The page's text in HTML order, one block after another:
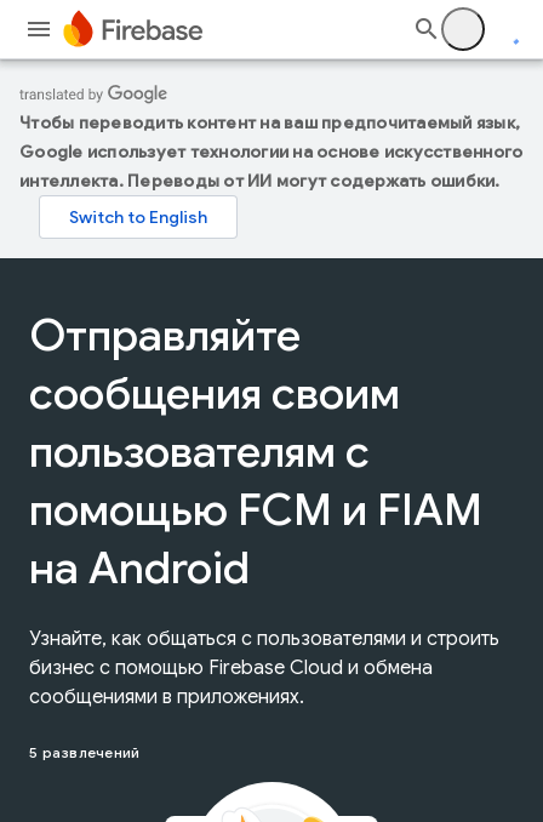
Чтобы переводить контент на ваш предпочитаемый язык,
Google использует технологии на основе искусственного
интеллекта. Переводы от ИИ могут содержать ошибки.
Отправляйте
сообщения своим
пользователям с
помощью FCM и FIAM
на Android
Узнайте, как общаться с пользователями и строить
бизнес с помощью Firebase Cloud и обмена
сообщениями в приложениях.
5 развлечений